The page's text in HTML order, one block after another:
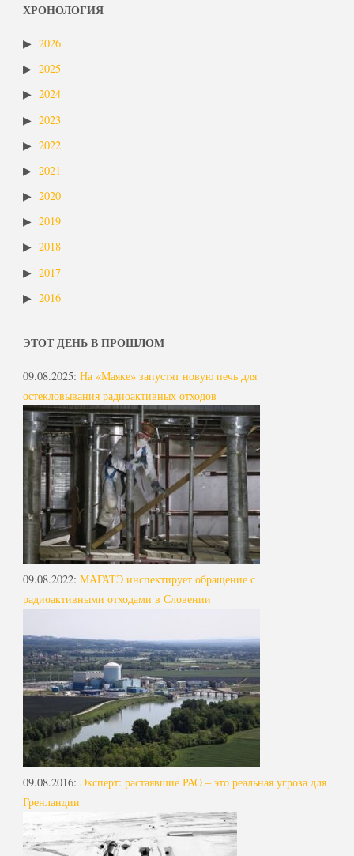
ХРОНОЛОГИЯ
2026
2025
2024
2023
2022
2021
2020
2019
2018
2017
2016
ЭТОТ ДЕНЬ В ПРОШЛОМ
09.08.2025: На «Маяке» запустят новую печь для
остекловывания радиоактивных отходов
09.08.2022: МАГАТЭ инспектирует обращение с
радиоактивными отходами в Словении
09.08.2016: Эксперт: растаявшие РАО – это реальная угроза для
Гренландии